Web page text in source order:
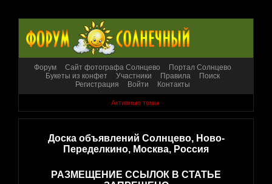
Форум Сайт фотографа Солнцево
Портал Солнцево
Букеты из конфет
Участники Правила
Поиск
Регистрация
Войти Контакты
Активные темы
Доска объявлений Солнцево, Ново-
Переделкино, Москва, Россия
РАЗМЕЩЕНИЕ ССЫЛОК В СТАТЬЕ